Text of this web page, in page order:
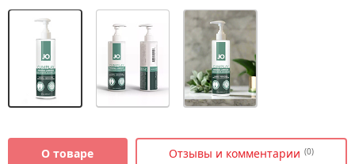
О товаре Отзывы и комментарии (0)